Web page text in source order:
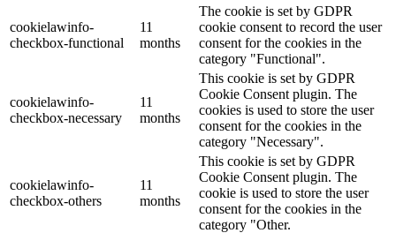
cookielawinfo-
checkbox-functional
11
months
The cookie is set by GDPR
cookie consent to record the user
consent for the cookies in the
category "Functional".
cookielawinfo-
checkbox-necessary
11
months
This cookie is set by GDPR
Cookie Consent plugin. The
cookies is used to store the user
consent for the cookies in the
category "Necessary".
cookielawinfo-
checkbox-others
11
months
This cookie is set by GDPR
Cookie Consent plugin. The
cookie is used to store the user
consent for the cookies in the
category "Other.